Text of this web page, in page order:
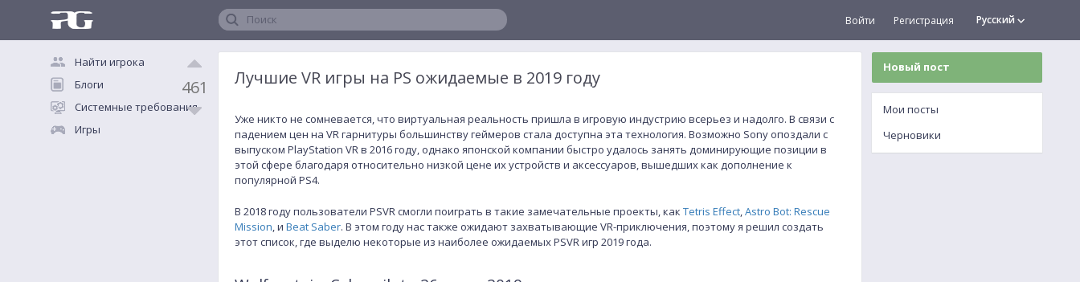
Поиск Русский
Войти Регистрация
Найти игрока
Блоги
Системные требования
Игры
461 Лучшие VR игры на PS ожидаемые в 2019 году
Уже никто не сомневается, что виртуальная реальность пришла в игровую индустрию всерьез и надолго. В связи с
падением цен на VR гарнитуры большинству геймеров стала доступна эта технология. Возможно Sony опоздали с
выпуском PlayStation VR в 2016 году, однако японской компании быстро удалось занять доминирующие позиции в
этой сфере благодаря относительно низкой цене их устройств и аксессуаров, вышедших как дополнение к
популярной PS4.
В 2018 году пользователи PSVR смогли поиграть в такие замечательные проекты, как Tetris Effect,Astro Bot: Rescue
Mission, и Beat Saber. В этом году нас также ожидают захватывающие VR-приключения, поэтому я решил создать
этот список, где выделю некоторые из наиболее ожидаемых PSVR игр 2019 года.
Новый пост
Мои посты
Черновики